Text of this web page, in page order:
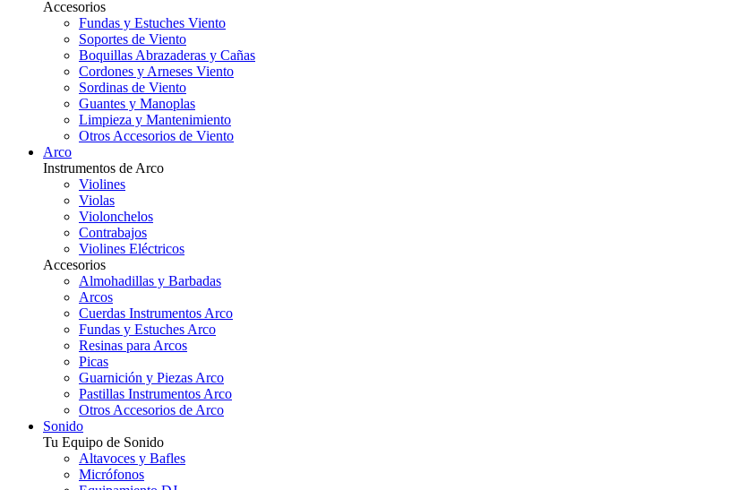
Accesorios
Fundas y Estuches Viento
Soportes de Viento
Boquillas Abrazaderas y Cañas
Cordones y Arneses Viento
Sordinas de Viento
Guantes y Manoplas
Limpieza y Mantenimiento
Otros Accesorios de Viento
Arco
Instrumentos de Arco
Violines
Violas
Violonchelos
Contrabajos
Violines Eléctricos
Accesorios
Almohadillas y Barbadas
Arcos
Cuerdas Instrumentos Arco
Fundas y Estuches Arco
Resinas para Arcos
Picas
Guarnición y Piezas Arco
Pastillas Instrumentos Arco
Otros Accesorios de Arco
Sonido
Tu Equipo de Sonido
Altavoces y Bafles
Micrófonos